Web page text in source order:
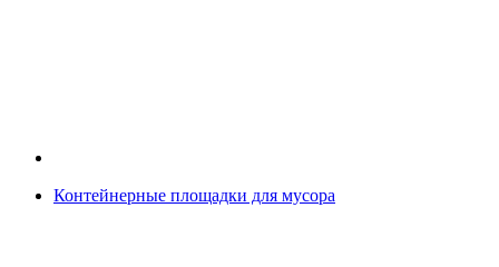
Контейнерные площадки для мусора